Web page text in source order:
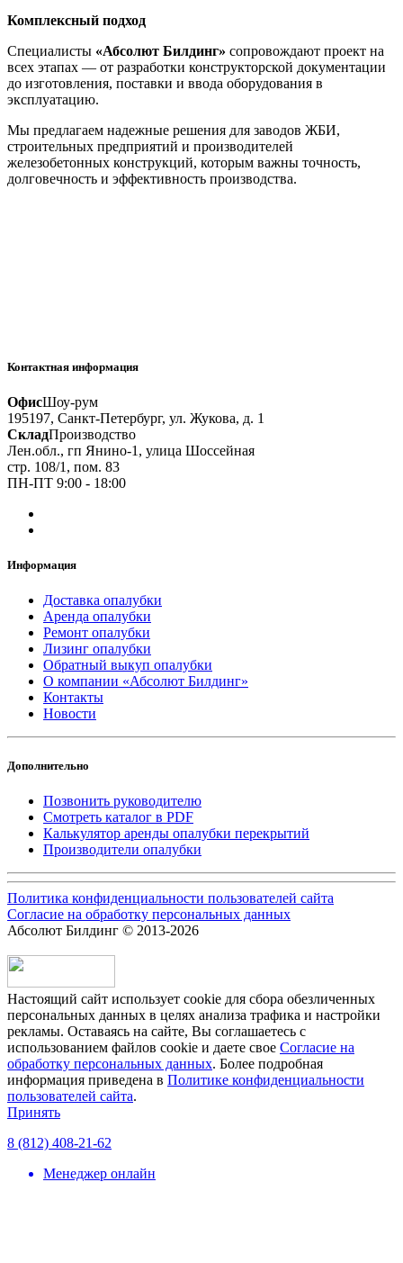
Комплексный подход
Специалисты «Абсолют Билдинг» сопровождают проект на
всех этапах — от разработки конструкторской документации
до изготовления, поставки и ввода оборудования в
эксплуатацию.
Мы предлагаем надежные решения для заводов ЖБИ,
строительных предприятий и производителей
железобетонных конструкций, которым важны точность,
долговечность и эффективность производства.
Контактная информация
ОфисШоу-рум
195197, Санкт-Петербург, ул. Жукова, д. 1
СкладПроизводство
Лен.обл., гп Янино-1, улица Шоссейная
стр. 108/1, пом. 83
ПН-ПТ 9:00 - 18:00
Информация
Доставка опалубки
Аренда опалубки
Ремонт опалубки
Лизинг опалубки
Обратный выкуп опалубки
О компании «Абсолют Билдинг»
Контакты
Новости
Дополнительно
Позвонить руководителю
Смотреть каталог в PDF
Калькулятор аренды опалубки перекрытий
Производители опалубки
Политика конфиденциальности пользователей сайта
Согласие на обработку персональных данных
Абсолют Билдинг © 2013-2026
Настоящий сайт использует cookie для сбора обезличенных
персональных данных в целях анализа трафика и настройки
рекламы. Оставаясь на сайте, Вы соглашаетесь с
использованием файлов сookie и даете свое Согласие на
обработку персональных данных. Более подробная
информация приведена в Политике конфиденциальности
пользователей сайта.
Принять
8 (812) 408-21-62
Менеджер онлайн